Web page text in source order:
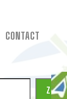
CONTACT